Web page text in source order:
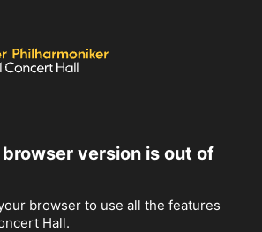
version is out of
browser to use all the features
Hall.